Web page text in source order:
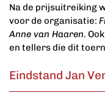
Na de prijsuitreiking
voor de organisatie:
Anne van Haaren.
en tellers die dit
Eindstand Jan